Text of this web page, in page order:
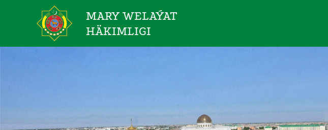
MARY WELAÝAT
HÄKIMLIGI